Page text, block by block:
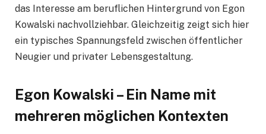
das Interesse am beruflichen Hintergrund von Egon
Kowalski nachvollziehbar. Gleichzeitig zeigt sich hier
ein typisches Spannungsfeld zwischen öffentlicher
Neugier und privater Lebensgestaltung.
Egon Kowalski – Ein Name mit
mehreren möglichen Kontexten